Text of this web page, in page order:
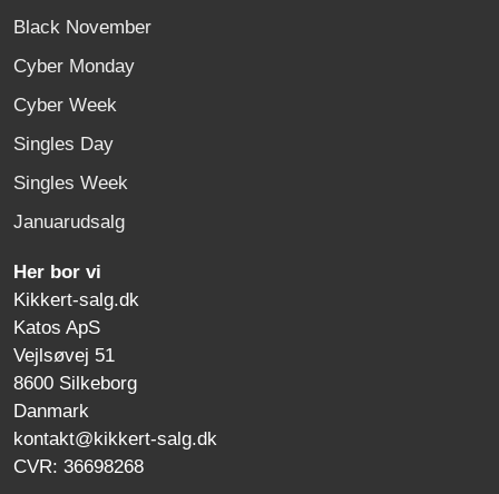
Black November
Cyber Monday
Cyber Week
Singles Day
Singles Week
Januarudsalg
Her bor vi
Kikkert-salg.dk
Katos ApS
Vejlsøvej 51
8600 Silkeborg
Danmark
kontakt@kikkert-salg.dk
CVR: 36698268